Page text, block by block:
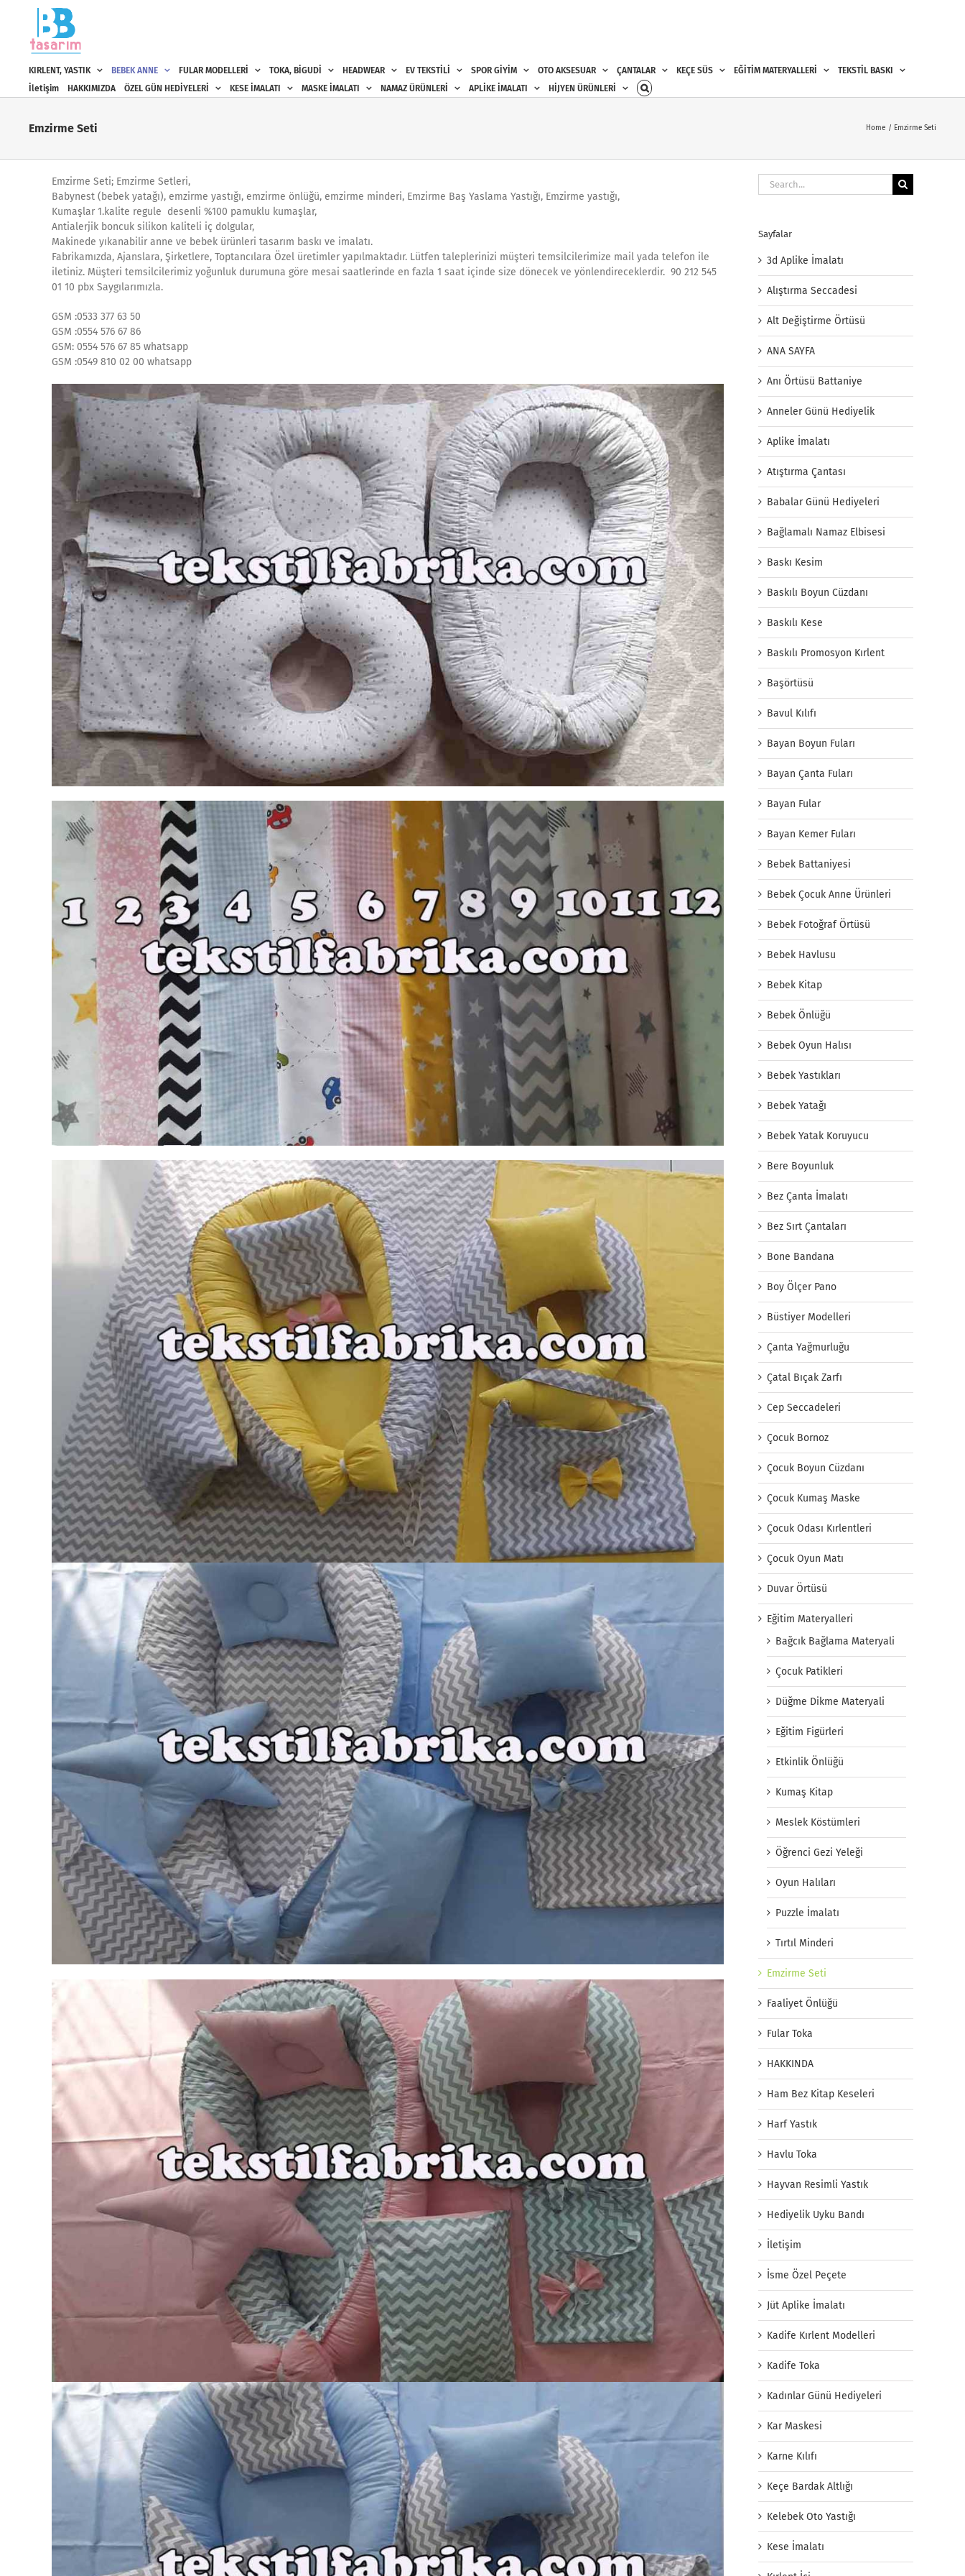
content
KIRLENT, YASTIK BEBEK ANNE FULAR MODELLERİ TOKA, BİGUDİ HEADWEAR EV TEKSTİLİ SPOR GİYİM OTO AKSESUAR ÇANTALAR KEÇE SÜS EĞİTİM MATERYALLERİ
TEKSTİL BASKI
İletişim
HAKKIMIZDA ÖZEL GÜN HEDİYELERİ KESE İMALATI MASKE İMALATI NAMAZ ÜRÜNLERİ APLİKE İMALATI HİJYEN ÜRÜNLERİ
Emzirme Seti Home Emzirme Seti
Emzirme Seti; Emzirme Setleri,
Babynest (bebek yatağı), emzirme yastığı, emzirme önlüğü, emzirme minderi, Emzirme Baş Yaslama Yastığı, Emzirme yastığı,
Kumaşlar 1.kalite regule desenli %100 pamuklu kumaşlar,
Antialerjik boncuk silikon kaliteli iç dolgular,
Makinede yıkanabilir anne ve bebek ürünleri tasarım baskı ve imalatı.
Fabrikamızda, Ajanslara, Şirketlere, Toptancılara Özel üretimler yapılmaktadır. Lütfen taleplerinizi müşteri temsilcilerimize mail yada telefon ile
iletiniz. Müşteri temsilcilerimiz yoğunluk durumuna göre mesai saatlerinde en fazla 1 saat içinde size dönecek ve yönlendireceklerdir. 90 212 545
01 10 pbx Saygılarımızla.
GSM :0533 377 63 50
GSM :0554 576 67 86
GSM: 0554 576 67 85 whatsapp
GSM :0549 810 02 00 whatsapp
Search
for:
Sayfalar
3d Aplike İmalatı
Alıştırma Seccadesi
Alt Değiştirme Örtüsü
ANA SAYFA
Anı Örtüsü Battaniye
Anneler Günü Hediyelik
Aplike İmalatı
Atıştırma Çantası
Babalar Günü Hediyeleri
Bağlamalı Namaz Elbisesi
Baskı Kesim
Baskılı Boyun Cüzdanı
Baskılı Kese
Baskılı Promosyon Kırlent
Başörtüsü
Bavul Kılıfı
Bayan Boyun Fuları
Bayan Çanta Fuları
Bayan Fular
Bayan Kemer Fuları
Bebek Battaniyesi
Bebek Çocuk Anne Ürünleri
Bebek Fotoğraf Örtüsü
Bebek Havlusu
Bebek Kitap
Bebek Önlüğü
Bebek Oyun Halısı
Bebek Yastıkları
Bebek Yatağı
Bebek Yatak Koruyucu
Bere Boyunluk
Bez Çanta İmalatı
Bez Sırt Çantaları
Bone Bandana
Boy Ölçer Pano
Büstiyer Modelleri
Çanta Yağmurluğu
Çatal Bıçak Zarfı
Cep Seccadeleri
Çocuk Bornoz
Çocuk Boyun Cüzdanı
Çocuk Kumaş Maske
Çocuk Odası Kırlentleri
Çocuk Oyun Matı
Duvar Örtüsü
Eğitim Materyalleri
Bağcık Bağlama Materyali
Çocuk Patikleri
Düğme Dikme Materyali
Eğitim Figürleri
Etkinlik Önlüğü
Kumaş Kitap
Meslek Köstümleri
Öğrenci Gezi Yeleği
Oyun Halıları
Puzzle İmalatı
Tırtıl Minderi
Emzirme Seti
Faaliyet Önlüğü
Fular Toka
HAKKINDA
Ham Bez Kitap Keseleri
Harf Yastık
Havlu Toka
Hayvan Resimli Yastık
Hediyelik Uyku Bandı
İletişim
İsme Özel Peçete
Jüt Aplike İmalatı
Kadife Kırlent Modelleri
Kadife Toka
Kadınlar Günü Hediyeleri
Kar Maskesi
Karne Kılıfı
Keçe Bardak Altlığı
Kelebek Oto Yastığı
Kese İmalatı